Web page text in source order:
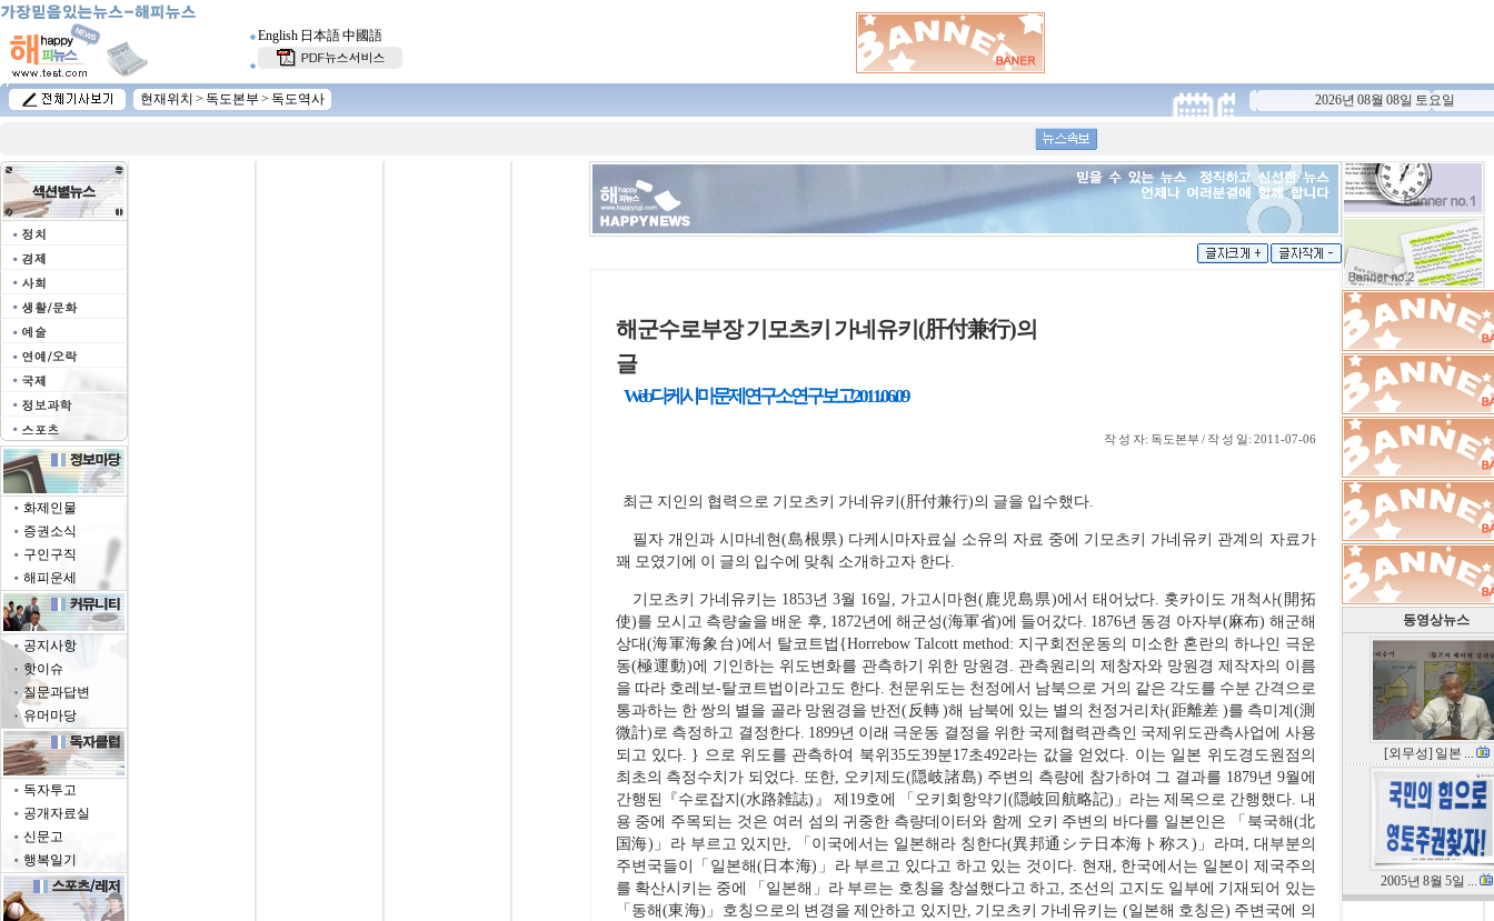
English 日本語中國語
현재위치 > 독도본부 > 독도역사 2026년 08월 08일 토요일
'독
나...
매
'강
치
이
화제인물
증권소식
구인구직
해피운세
공지사항
핫이슈
질문과답변
유머마당
독자투고
공개자료실
신문고
행복일기
해군수로부장 기모츠키 가네유키(肝付兼行)의
글
Web다케시마문제연구소 연구보고 2011.06.09
작 성 자: 독도본부 / 작 성 일: 2011-07-06
최근 지인의 협력으로 기모츠키 가네유키(肝付兼行)의 글을 입수했다.
필자 개인과 시마네현(島根県) 다케시마자료실 소유의 자료 중에 기모츠키 가네유키 관계의 자료가
꽤 모였기에 이 글의 입수에 맞춰 소개하고자 한다.
기모츠키 가네유키는 1853년 3월 16일, 가고시마현(鹿児島県)에서 태어났다. 홋카이도 개척사(開拓
使)를 모시고 측량술을 배운 후, 1872년에 해군성(海軍省)에 들어갔다. 1876년 동경 아자부(麻布) 해군해
상대(海軍海象台)에서 탈코트법{Horrebow Talcott method: 지구회전운동의 미소한 혼란의 하나인 극운
동(極運動)에 기인하는 위도변화를 관측하기 위한 망원경. 관측원리의 제창자와 망원경 제작자의 이름
을 따라 호레보-탈코트법이라고도 한다. 천문위도는 천정에서 남북으로 거의 같은 각도를 수분 간격으로
통과하는 한 쌍의 별을 골라 망원경을 반전(反轉 )해 남북에 있는 별의 천정거리차(距離差 )를 측미계(測
微計)로 측정하고 결정한다. 1899년 이래 극운동 결정을 위한 국제협력관측인 국제위도관측사업에 사용
되고 있다. } 으로 위도를 관측하여 북위35도39분17초492라는 값을 얻었다. 이는 일본 위도경도원점의
최초의 측정수치가 되었다. 또한, 오키제도(隠岐諸島) 주변의 측량에 참가하여 그 결과를 1879년 9월에
간행된『수로잡지(水路雑誌)』 제19호에 「오키회항약기(隠岐回航略記)」라는 제목으로 간행했다. 내
용 중에 주목되는 것은 여러 섬의 귀중한 측량데이터와 함께 오키 주변의 바다를 일본인은 「북국해(北
国海)」라 부르고 있지만, 「이국에서는 일본해라 칭한다(異邦通シテ日本海ト称ス)」라며, 대부분의
주변국들이「일본해(日本海)」라 부르고 있다고 하고 있는 것이다. 현재, 한국에서는 일본이 제국주의
를 확산시키는 중에 「일본해」라 부르는 호칭을 창설했다고 하고, 조선의 고지도 일부에 기재되어 있는
「동해(東海)」호칭으로의 변경을 제안하고 있지만, 기모츠키 가네유키는 (일본해 호칭은) 주변국에 의
동영상뉴스
[외무성] 일본 ...
2005년 8월 5일 ...